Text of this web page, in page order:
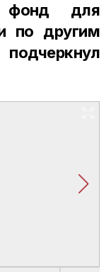
фонд для
по другим